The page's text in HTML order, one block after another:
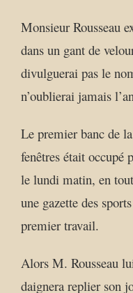
Monsieur Rousseau
dans un gant de
divulguerai pas le
n’oublierai jamais
Le premier banc de
fenêtres était
le lundi matin, en
une gazette des
premier travail.
Alors M. Rousseau
daignera replier son